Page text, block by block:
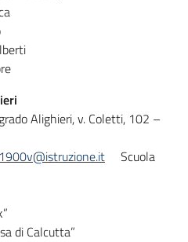
Alighieri, v. Coletti, 102 –
Scuola
di Calcutta”